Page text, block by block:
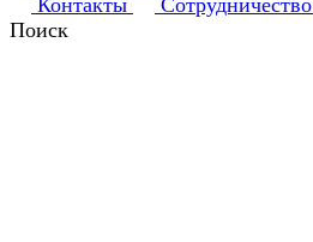
Контакты
Сотрудничество
Поиск